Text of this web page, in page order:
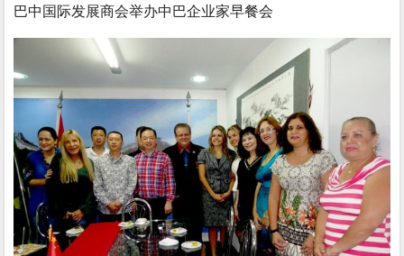
巴中国际发展商会举办中巴企业家早餐会